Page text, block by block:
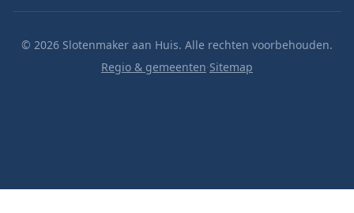
© 2026 Slotenmaker aan Huis. Alle rechten voorbehouden.
Regio & gemeenten·Sitemap